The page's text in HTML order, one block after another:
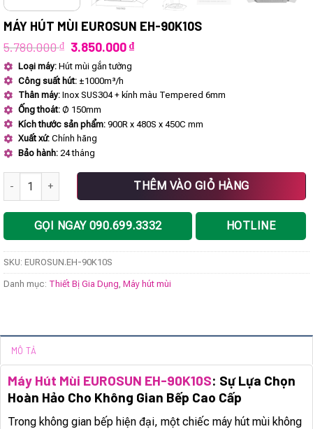
MÁY HÚT MÙI EUROSUN EH-90K10S
5.780.000₫ Giá
gốc
là:
5.780.000 ₫.
3.850.000₫Giá
3.850.000 ₫.
Loại máy: Hút mùi gắn tường
Công suất hút: ±1000m³/h
Thân máy: Inox SUS304 + kính màu Tempered 6mm
Ống thoát: Ø 150mm
Kích thước sản phẩm: 900R x 480S x 450C mm
Xuất xứ: Chính hãng
Bảo hành: 24 tháng
Máy hút mùi EUROSUN EH-90K10S số lượng
THÊM VÀO GIỎ HÀNG
GỌI NGAY 090.699.3332 HOTLINE
SKU: EUROSUN.EH-90K10S
Danh mục: Thiết Bị Gia Dụng Máy hút mùi
MÔ TẢ
Máy Hút Mùi EUROSUN EH-90K10S: Sự Lựa Chọn
Hoàn Hảo Cho Không Gian Bếp Cao Cấp
Trong không gian bếp hiện đại, một chiếc máy hút mùi không